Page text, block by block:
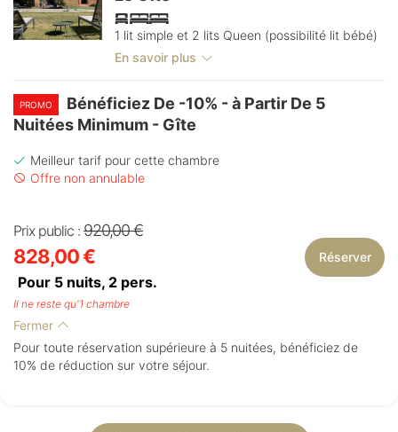
1 lit simple et 2 lits Queen (possibilité lit bébé)
En savoir plus
PROMO
Bénéficiez De -10% - à Partir De 5
Nuitées Minimum - Gîte
Meilleur tarif pour cette chambre
Offre non annulable
Prix public : 920,00 €
828,00 €
Pour 5 nuits, 2 pers.
Réserver
Il ne reste qu'1 chambre
Fermer
Pour toute réservation supérieure à 5 nuitées, bénéficiez de
10% de réduction sur votre séjour.